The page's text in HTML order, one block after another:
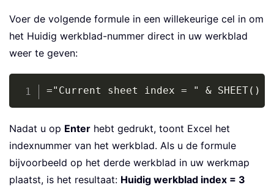
Voer de volgende formule in een willekeurige cel in om
het Huidig werkblad-nummer direct in uw werkblad
weer te geven:
="Current sheet index = " & SHEET()
Copy
Nadat u op Enter hebt gedrukt, toont Excel het
indexnummer van het werkblad. Als u de formule
bijvoorbeeld op het derde werkblad in uw werkmap
plaatst, is het resultaat: Huidig werkblad index = 3